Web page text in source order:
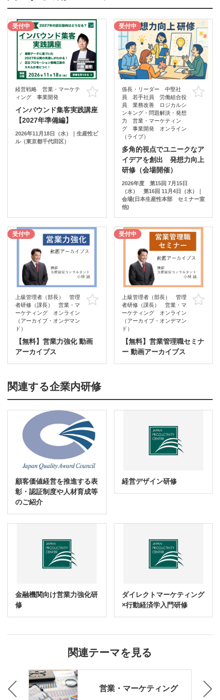
受付中
経営戦略 営業・マーケテ
ィング 事業開発
お気に入り
インバウンド集客実践講座
【2027年準備編】
2026年11月18日（水）｜生産性ビ
ル（東京都千代田区）
受付中
係長・リーダー 中堅社
員 若手社員 労働組合役
員 業務改善 ロジカルシ
ンキング・問題解決・発想
力 営業・マーケティン
グ 事業開発 オンライン
（ライブ）
多角的視点でユニークなア
イデアを創出 発想力向上
研修（会場開催）
2026年度 第15回 7月15日
（水） 第16回 11月4日（水）｜
会場(日本生産性本部 セミナー室
他)
受付中
上級管理者（部長） 管理
者研修（課長） 営業・マ
ーケティング オンライン
（アーカイブ・オンデマン
ド）
お気に入り
【無料】営業力強化 動画
アーカイブス
受付中
上級管理者（部長） 管理
者研修（課長） 営業・マ
ーケティング オンライン
（アーカイブ・オンデマン
ド）
【無料】営業管理職セミナ
ー 動画アーカイブス
関連する企業内研修
顧客価値経営を推進する表
彰・認証制度や人材育成等
のご紹介
経営デザイン研修
金融機関向け営業力強化研
修
ダイレクトマーケティング
×行動経済学入門研修
関連テーマを見る
営業・マーケティング